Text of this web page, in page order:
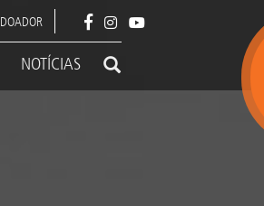
DOADOR
NOTÍCIAS